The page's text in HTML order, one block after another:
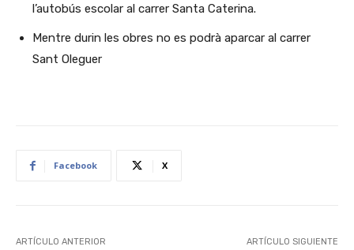
l’autobús escolar al carrer Santa Caterina.
Mentre durin les obres no es podrà aparcar al carrer
Sant Oleguer
Facebook X
ARTÍCULO ANTERIOR ARTÍCULO SIGUIENTE